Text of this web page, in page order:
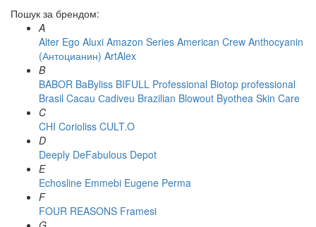
Пошук за брендом:
A
Alter Ego Aluxi Amazon Series American Crew Anthocyanin
(Антоцианин) ArtAlex
B
BABOR BaByliss BIFULL Professional Biotop professional
Brasil Cacau Сadiveu Brazilian Blowout Byothea Skin Care
C
CHI Corioliss CULT.O
D
Deeply DeFabulous Depot
E
Echosline Emmebi Eugene Perma
F
FOUR REASONS Framesi